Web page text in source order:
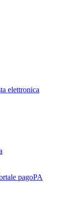
elettronica
pagoPA